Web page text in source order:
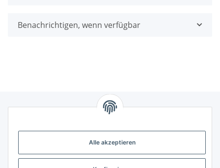
Alle akzeptieren
Benachrichtigen, wenn verfügbar
Gesetzliche Informationen
Weitere Informationen